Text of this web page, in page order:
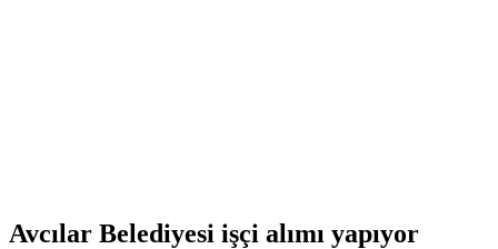
Avcılar Belediyesi işçi alımı yapıyor